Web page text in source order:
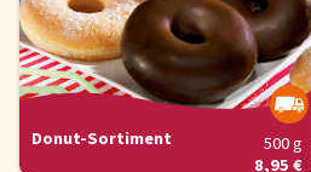
Donut-Sortiment
500 g
8,95 €